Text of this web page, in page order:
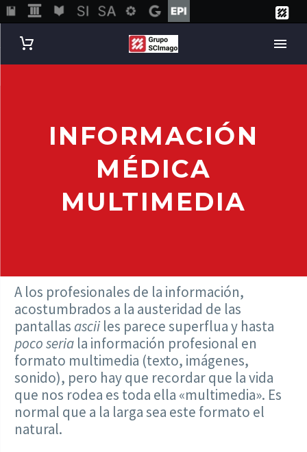
INFORMACIÓN
MÉDICA
MULTIMEDIA
A los profesionales de la información,
acostumbrados a la austeridad de las
pantallas ascii les parece superflua y hasta
poco seria la información profesional en
formato multimedia (texto, imágenes,
sonido), pero hay que recordar que la vida
que nos rodea es toda ella «multimedia». Es
normal que a la larga sea este formato el
natural.